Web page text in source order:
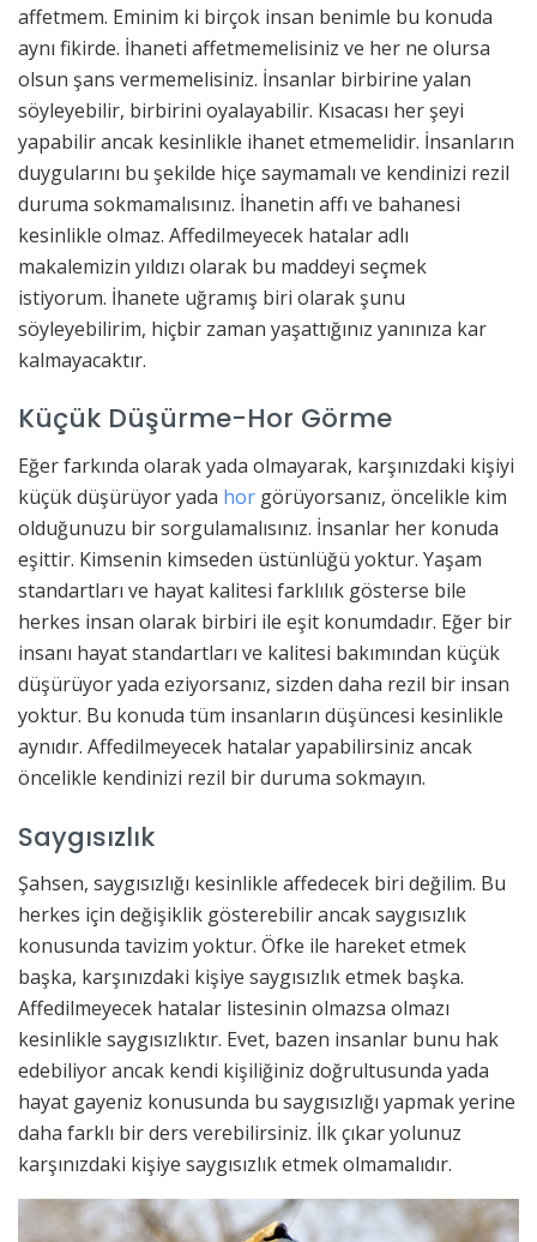
affetmem. Eminim ki birçok insan benimle bu konuda
aynı fikirde. İhaneti affetmemelisiniz ve her ne olursa
olsun şans vermemelisiniz. İnsanlar birbirine yalan
söyleyebilir, birbirini oyalayabilir. Kısacası her şeyi
yapabilir ancak kesinlikle ihanet etmemelidir. İnsanların
duygularını bu şekilde hiçe saymamalı ve kendinizi rezil
duruma sokmamalısınız. İhanetin affı ve bahanesi
kesinlikle olmaz. Affedilmeyecek hatalar adlı
makalemizin yıldızı olarak bu maddeyi seçmek
istiyorum. İhanete uğramış biri olarak şunu
söyleyebilirim, hiçbir zaman yaşattığınız yanınıza kar
kalmayacaktır.
Küçük Düşürme-Hor Görme
Eğer farkında olarak yada olmayarak, karşınızdaki kişiyi
küçük düşürüyor yada hor görüyorsanız, öncelikle kim
olduğunuzu bir sorgulamalısınız. İnsanlar her konuda
eşittir. Kimsenin kimseden üstünlüğü yoktur. Yaşam
standartları ve hayat kalitesi farklılık gösterse bile
herkes insan olarak birbiri ile eşit konumdadır. Eğer bir
insanı hayat standartları ve kalitesi bakımından küçük
düşürüyor yada eziyorsanız, sizden daha rezil bir insan
yoktur. Bu konuda tüm insanların düşüncesi kesinlikle
aynıdır. Affedilmeyecek hatalar yapabilirsiniz ancak
öncelikle kendinizi rezil bir duruma sokmayın.
Saygısızlık
Şahsen, saygısızlığı kesinlikle affedecek biri değilim. Bu
herkes için değişiklik gösterebilir ancak saygısızlık
konusunda tavizim yoktur. Öfke ile hareket etmek
başka, karşınızdaki kişiye saygısızlık etmek başka.
Affedilmeyecek hatalar listesinin olmazsa olmazı
kesinlikle saygısızlıktır. Evet, bazen insanlar bunu hak
edebiliyor ancak kendi kişiliğiniz doğrultusunda yada
hayat gayeniz konusunda bu saygısızlığı yapmak yerine
daha farklı bir ders verebilirsiniz. İlk çıkar yolunuz
karşınızdaki kişiye saygısızlık etmek olmamalıdır.